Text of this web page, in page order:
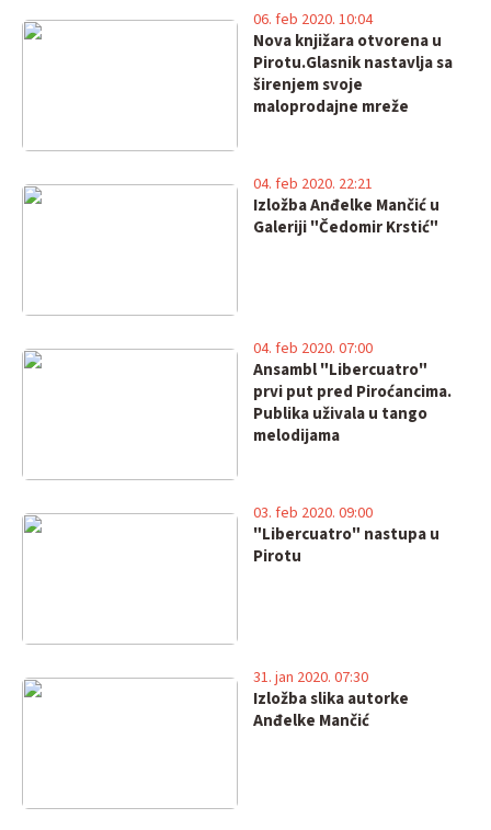
Nova knjižara otvorena u
Pirotu.Glasnik nastavlja sa
širenjem svoje
maloprodajne mreže
06. feb 2020. 10:04
Izložba Anđelke Mančić u
Galeriji "Čedomir Krstić"
04. feb 2020. 22:21
Ansambl "Libercuatro"
prvi put pred Piroćancima.
Publika uživala u tango
melodijama
04. feb 2020. 07:00
"Libercuatro" nastupa u
Pirotu
03. feb 2020. 09:00
Izložba slika autorke
Anđelke Mančić
31. jan 2020. 07:30